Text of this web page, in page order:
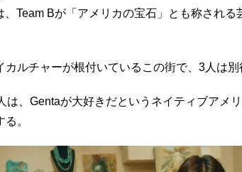
、Team Bが「アメリカの宝石」とも称され
カルチャーが根付いているこの街で、3人は別
は、Gentaが大好きだというネイティブアメ
。